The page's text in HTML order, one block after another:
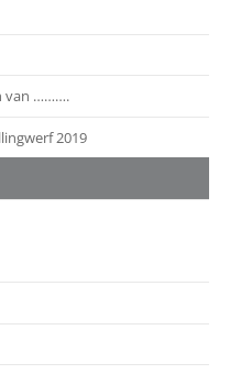
van ……….
2019